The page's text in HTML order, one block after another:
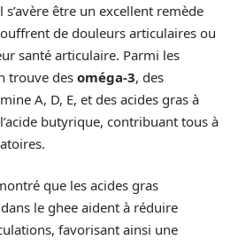
être un excellent remède
de douleurs articulaires ou
santé articulaire. Parmi les
trouve desoméga-3, des
A, D, E, et des acides gras à
butyrique, contribuant tous à
que les acides gras
le ghee aident à réduire
favorisant ainsi une